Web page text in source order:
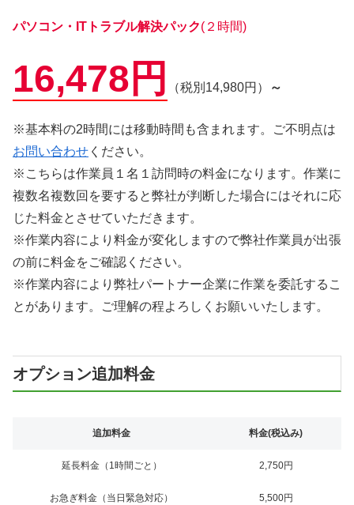
パソコン・ITトラブル解決パック(２時間)
16,478円 （税別14,980円） ～
※基本料の2時間には移動時間も含まれます。ご不明点は
お問い合わせ ください。
※こちらは作業員１名１訪問時の料金になります。作業に
複数名複数回を要すると弊社が判断した場合にはそれに応
じた料金とさせていただきます。
※作業内容により料金が変化しますので弊社作業員が出張
の前に料金をご確認ください。
※作業内容により弊社パートナー企業に作業を委託するこ
とがあります。ご理解の程よろしくお願いいたします。
オプション追加料金
追加料金 料金(税込み)
延長料金（1時間ごと） 2,750円
お急ぎ料金（当日緊急対応） 5,500円